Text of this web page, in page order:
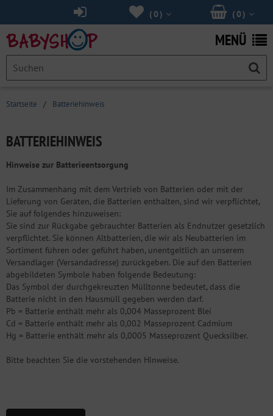
(0 )
(0 )
MENÜ
Startseite / Batteriehinweis
BATTERIEHINWEIS
Hinweise zur Batterieentsorgung
Im Zusammenhang mit dem Vertrieb von Batterien oder mit der
Lieferung von Geräten, die Batterien enthalten, sind wir verpflichtet,
Sie auf folgendes hinzuweisen:
Sie sind zur Rückgabe gebrauchter Batterien als Endnutzer gesetzlich
verpflichtet. Sie können Altbatterien, die wir als Neubatterien im
Sortiment führen oder geführt haben, unentgeltlich an unserem
Versandlager (Versandadresse) zurückgeben. Die auf den Batterien
abgebildeten Symbole haben folgende Bedeutung:
Das Symbol der durchgekreuzten Mülltonne bedeutet, dass die
Batterie nicht in den Hausmüll gegeben werden darf.
Pb = Batterie enthält mehr als 0,004 Masseprozent Blei
Cd = Batterie enthält mehr als 0,002 Masseprozent Cadmium
Hg = Batterie enthält mehr als 0,0005 Masseprozent Quecksilber.
Bitte beachten Sie die vorstehenden Hinweise.